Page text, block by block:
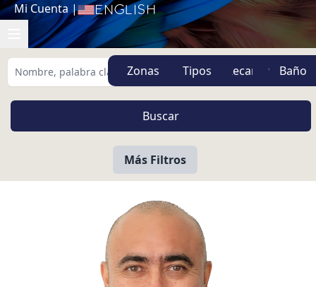
Mi Cuenta | English
Zonas Tipos
Más Filtros